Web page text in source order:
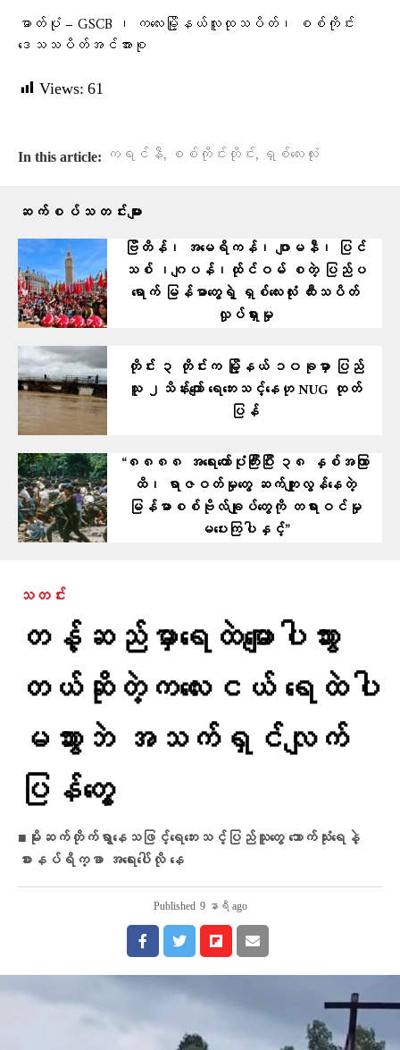
ဓာတ်ပုံ – GSCB ၊ ကလေးမြို့နယ်လူထုသပိတ်၊ စစ်ကိုင်း
ဒေသသပိတ်အင်အားစု
Views: 61
In this article: ကရင်နီ, စစ်ကိုင်းတိုင်း, ရှစ်လေးလုံး
ဆက်စပ်သတင်းများ
ဗြိတိန်၊ အမေရိကန်၊ ဂျာမနီ၊ ပြင်
သစ် ၊ဂျပန်၊ထ်ုင်ဝမ် စတဲ့ ပြ​ည်ပ
ရောက် မြန်မာတွေရဲ့ ရှစ်လေးလုံး ထီးသပိတ်
လှုပ်ရှားမှု
တိုင်း ၃ တိုင်းက မြို့နယ် ၁၀ခုမှာ ပြည်
သူ ၂သိန်းကျော် ရေဘေးသင့်နေဟု NUG ထုတ်
ပြန်
“၈၈၈၈ အရေးတော်ပုံကြီးပြီး ၃၈ နှစ်အကြာ
ထိ၊ ရာဇဝတ်မှုတွေ ဆက်ကျူးလွန်နေတဲ့
မြန်မာစစ်ဗိုလ်ချုပ်တွေကို တရားဝင်မှု
မပေးကြပါနှင့်”
သတင်း
တန့်ဆည်မှာ​ရေထဲ​မျောပါသွား
တယ်ဆိုတဲ့ကလေးငယ် ရေထဲပါ
မသွားဘဲ အသက်ရှင်လျက်
ပြန်​တွေ့
■မိုးဆက်တိုက်ရွာနေသဖြင့်​​ရေ​ဘေးသင့်ပြည်သူ​တွေ သောက်သုံးရေနဲ့
စားနပ်ရိက္ခာ အရေးပေါ်လို နေ
Published 9 နာရီ ago